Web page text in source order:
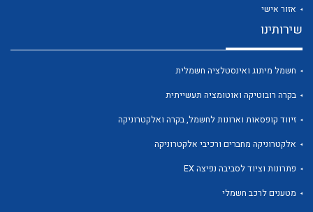
לכל מוצרי היצרן
אזור אישי
שירותינו
חשמל מיתוג ואינסטלציה חשמלית
בקרה רובוטיקה ואוטומציה תעשייתית
זיווד קופסאות וארונות לחשמל, בקרה ואלקטרוניקה
אלקטרוניקה מחברים ורכיבי אלקטרוניקה
פתרונות וציוד לסביבה נפיצה EX
מטענים לרכב חשמלי